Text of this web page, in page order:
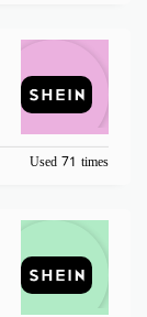
Used 71 times